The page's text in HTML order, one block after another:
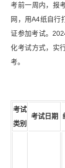
中级通信工
考前一周内，报
网，用A4纸自行
证参加考试。
化考试方式，实
考。
考试
类别
考试日期